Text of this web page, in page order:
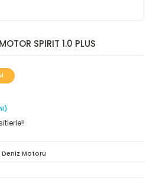
SPIRIT 1.0 PLUS
Deniz Motoru